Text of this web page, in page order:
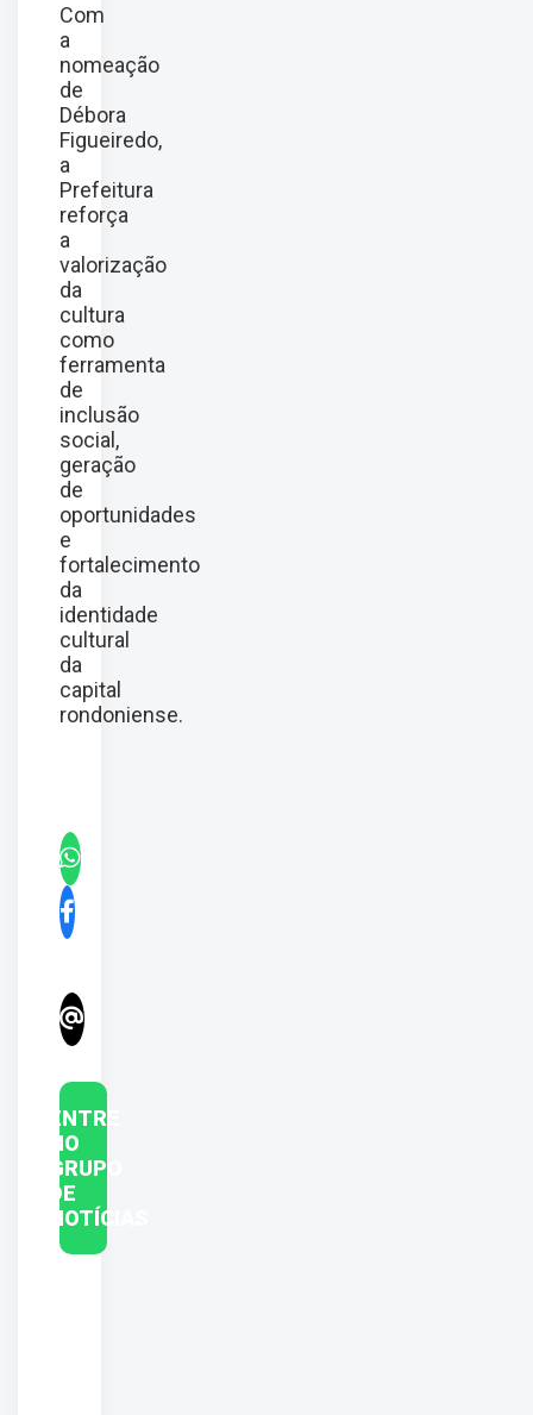
Com
a
nomeação
de
Débora
Figueiredo,
a
Prefeitura
reforça
a
valorização
da
cultura
como
ferramenta
de
inclusão
social,
geração
de
oportunidades
e
fortalecimento
da
identidade
cultural
da
capital
rondoniense.
ENTRE
NO
GRUPO
DE
NOTÍCIAS